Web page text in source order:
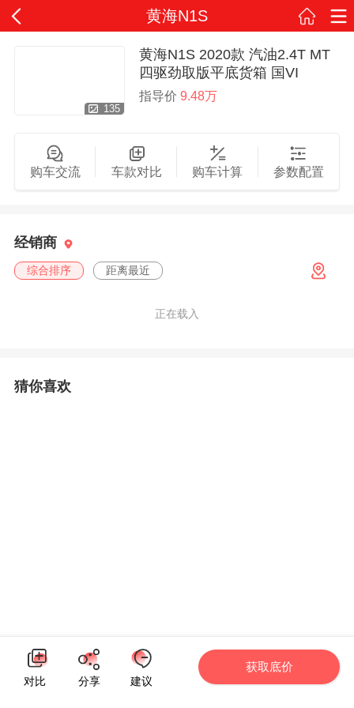
黄海N1S
135
黄海N1S 2020款 汽油2.4T MT
四驱劲取版平底货箱 国VI
指导价9.48万
购车交流 车款对比 购车计算 参数配置
经销商
综合排序 距离最近
正在载入
猜你喜欢
对比 分享 建议
获取底价